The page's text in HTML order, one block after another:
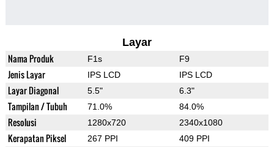
Layar
Nama Produk F1s F9
Jenis Layar IPS LCD IPS LCD
Layar Diagonal 5.5" 6.3"
Tampilan / Tubuh 71.0% 84.0%
Resolusi 1280x720 2340x1080
Kerapatan Piksel 267 PPI 409 PPI